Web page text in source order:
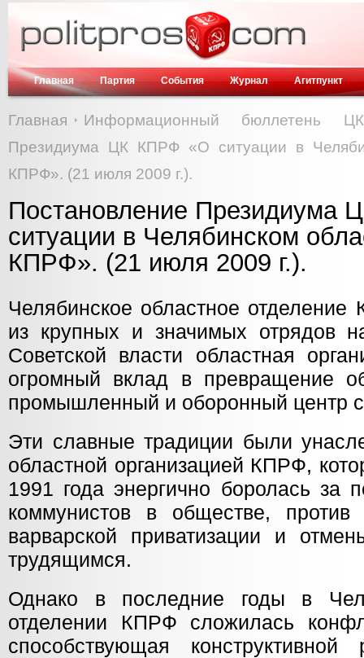
Главная Партия События Журнал Агитпункт
Главная
Информационный бюллетень
Президиума ЦК КПРФ «О ситуации в
КПРФ». (21 июля 2009 г.).
Постановление Президиума
ситуации в Челябинском
КПРФ». (21 июля 2009 г.).
Челябинское областное
из крупных и значимых отрядов
Советской власти областная
огромный вклад в превращение
промышленный и оборонный центр
Эти славные традиции были
областной организацией КПРФ,
1991 года энергично боролась за
коммунистов в обществе, против
варварской приватизации и
трудящимся.
Однако в последние годы в
отделении КПРФ сложилась
способствующая конструктивной